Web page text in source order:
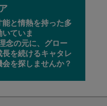
と情熱を持った多
ていま
の元に、グロー
を続けるキャタレ
を探しませんか？